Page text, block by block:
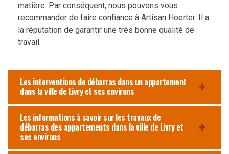
matière. Par conséquent, nous pouvons vous
recommander de faire confiance à Artisan Hoerter. Il a
la réputation de garantir une très bonne qualité de
travail.
Les interventions de débarras dans un appartement
dans la ville de Livry et ses environs
Les informations à savoir sur les travaux de
débarras des appartements dans la ville de Livry et
ses environs